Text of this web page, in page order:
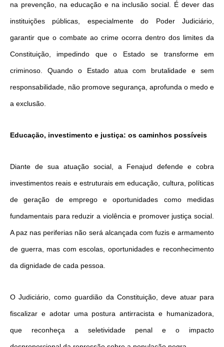
na prevenção, na educação e na inclusão social. É dever das
instituições públicas, especialmente do Poder Judiciário,
garantir que o combate ao crime ocorra dentro dos limites da
Constituição, impedindo que o Estado se transforme em
criminoso. Quando o Estado atua com brutalidade e sem
responsabilidade, não promove segurança, aprofunda o medo e
a exclusão.
Educação, investimento e justiça: os caminhos possíveis
Diante de sua atuação social, a Fenajud defende e cobra
investimentos reais e estruturais em educação, cultura, políticas
de geração de emprego e oportunidades como medidas
fundamentais para reduzir a violência e promover justiça social.
A paz nas periferias não será alcançada com fuzis e armamento
de guerra, mas com escolas, oportunidades e reconhecimento
da dignidade de cada pessoa.
O Judiciário, como guardião da Constituição, deve atuar para
fiscalizar e adotar uma postura antirracista e humanizadora,
que reconheça a seletividade penal e o impacto